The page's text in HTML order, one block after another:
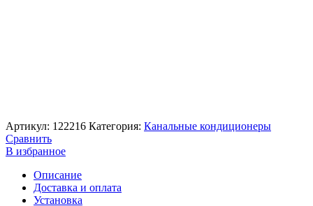
Артикул: 122216 Категория: Канальные кондиционеры
Сравнить
В избранное
Описание
Доставка и оплата
Установка